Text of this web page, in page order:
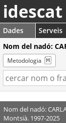
idescat
Dades Serveis
Nom del nadó:
Metodologia
Nom del nadó:
Montsià. 1997-2025